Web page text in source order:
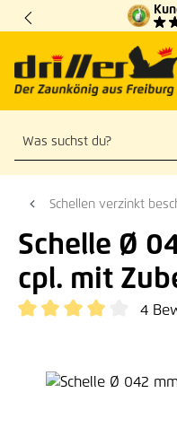
Zum Hauptinhalt springen
Schellen verzinkt
Schelle Ø
cpl. mit
4
Bildergalerie